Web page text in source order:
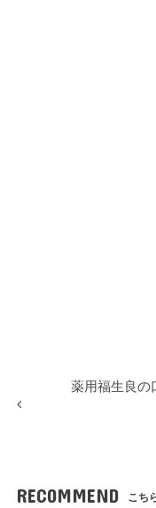
薬用福生良の
RECOMMEND こち